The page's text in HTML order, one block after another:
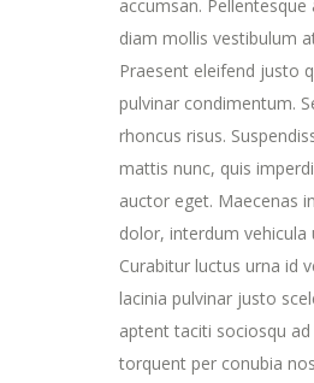
accumsan. Pellentesque
diam mollis vestibulum
Praesent eleifend justo
pulvinar condimentum.
rhoncus risus.
mattis nunc, quis
auctor eget. Maecenas
dolor, interdum vehicula
Curabitur luctus urna id
lacinia pulvinar justo
aptent taciti sociosqu
torquent per conubia